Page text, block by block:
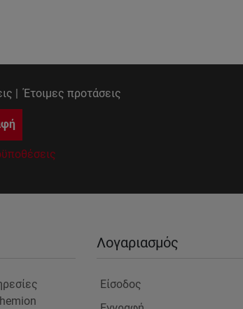
| Έτοιμες προτάσεις
Λογαριασμός
Είσοδος